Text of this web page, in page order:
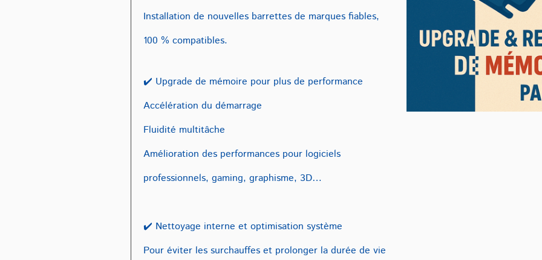
Installation de nouvelles barrettes de marques fiables,
100 % compatibles.
✔️ Upgrade de mémoire pour plus de performance
Accélération du démarrage
Fluidité multitâche
Amélioration des performances pour logiciels
professionnels, gaming, graphisme, 3D…
✔️ Nettoyage interne et optimisation système
Pour éviter les surchauffes et prolonger la durée de vie